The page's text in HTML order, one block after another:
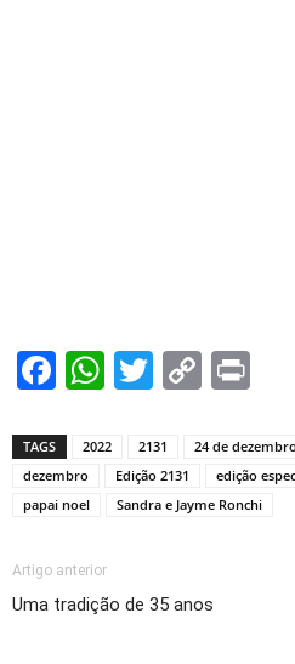
Facebook
WhatsApp
TwitterCopy
TAGS 2022 2131 24 de
dezembro
Edição 2131 edição
papai noel
Sandra e Jayme Ronchi
Artigo anterior
Uma tradição de 35 anos